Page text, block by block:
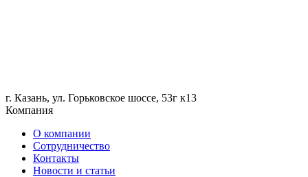
г. Казань, ул. Горьковское шоссе, 53г к13
Компания
О компании
Сотрудничество
Контакты
Новости и статьи